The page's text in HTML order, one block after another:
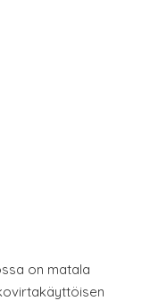
on matala